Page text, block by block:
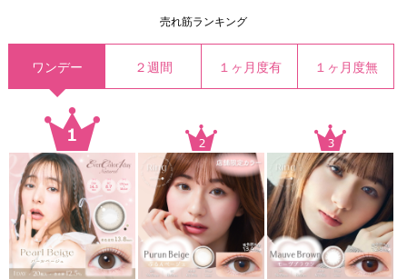
売れ筋ランキング
ワンデー ２週間 １ヶ月度有 １ヶ月度無